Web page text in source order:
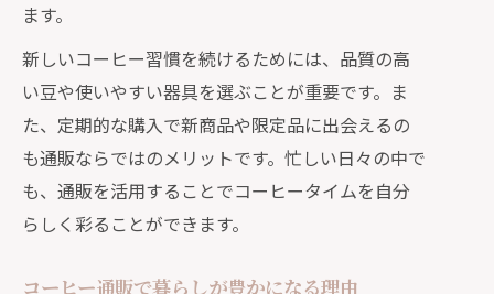
方法
通販で叶える自宅コーヒーライフの第
一歩
暮らしと珈琲通販で失敗しない選び方
ガイド
通販でめぐるコーヒーと暮らしの多彩な魅
ます。
新しいコーヒー習慣を続けるためには、品質の高
い豆や使いやすい器具を選ぶことが重要です。ま
た、定期的な購入で新商品や限定品に出会えるの
も通販ならではのメリットです。忙しい日々の中で
も、通販を活用することでコーヒータイムを自分
らしく彩ることができます。
コーヒー通販で暮らしが豊かになる理由